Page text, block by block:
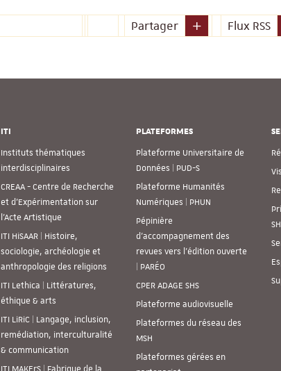
Partager Flux RSS
ITI
Instituts thématiques
interdisciplinaires
CREAA - Centre de Recherche
et d’Expérimentation sur
l’Acte Artistique
ITI HiSAAR | Histoire,
sociologie, archéologie et
anthropologie des religions
ITI Lethica | Littératures,
éthique & arts
ITI LiRiC | Langage, inclusion,
remédiation, interculturalité
& communication
PLATEFORMES
Plateforme Universitaire de
Données | PUD-S
Plateforme Humanités
Numériques | PHUN
Pépinière
d’accompagnement des
revues vers l’édition ouverte
| PARÉO
CPER ADAGE SHS
Plateforme audiovisuelle
Plateformes du réseau des
MSH
Plateformes gérées en